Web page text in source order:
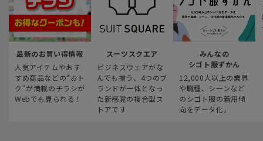
最新のお買い得情報
人気アイテムやおす
すめ商品などの“おト
ク“が満載のチラシが
Webでも見られる！
スーツスクエア
ビジネスウェアがな
んでも揃う、4つのブ
ランドが一体となっ
た新感覚の複合型ス
トアです
みんなの
シゴト服ずかん
12,000人以上の業界
や職種、シーンなど
のシゴト服の着用傾
向をデータ化。